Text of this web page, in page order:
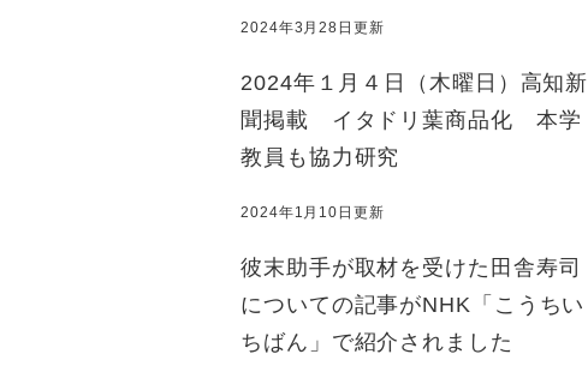
2024年3月28日更新
2024年１月４日（木曜日）高知新
聞掲載 イタドリ葉商品化 本学
教員も協力研究
2024年1月10日更新
彼末助手が取材を受けた田舎寿司
についての記事がNHK「こうちい
ちばん」で紹介されました